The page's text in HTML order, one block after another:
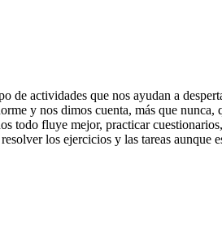
de actividades que nos ayudan a
y nos dimos cuenta, más que nunca,
todo fluye mejor, practicar
los ejercicios y las tareas aunque